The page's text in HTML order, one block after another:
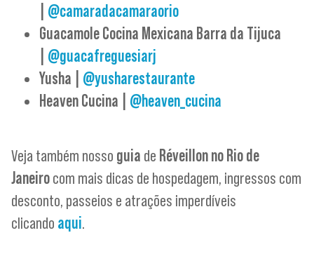
@camaradacamaraorio
Guacamole Cocina Mexicana Barra da Tijuca
@guacafreguesiarj
Yusha | @yusharestaurante
Heaven Cucina | @heaven_cucina
Veja também nosso guia de Réveillon no Rio de
Janeirocom mais dicas de hospedagem, ingressos com
desconto, passeios e atrações imperdíveis
clicando aqui.